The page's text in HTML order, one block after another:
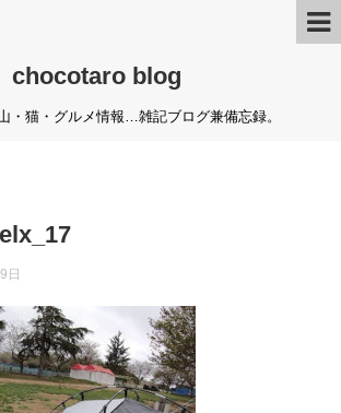
chocotaro blog
・猫・グルメ情報…雑記ブログ兼備忘録。
日